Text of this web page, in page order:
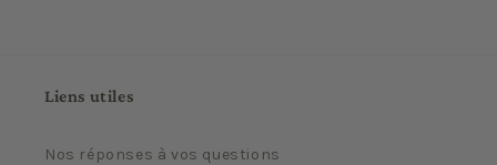
Liens utiles
Nos réponses à vos questions